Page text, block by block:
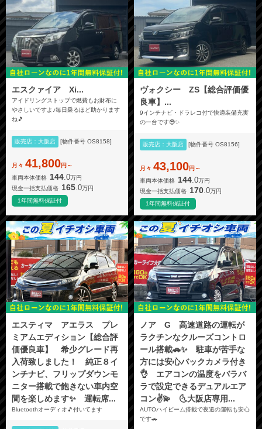
エスクァイア Xi...
アイドリングストップで燃費もお財布に
やさしいですよ♪毎日乗るほど助かります
ね🎵
販売店：大阪店 [物件番号 OS8158]
月々 41,800円～
車両本体価格 144 .0万円
現金一括支払価格 165.0万円
1年間無料保証付
ヴォクシー ZS【総合評価優
良車】...
9インチナビ・ドラレコ付で快適装備充実
の一台です😎✨
販売店：大阪店 [物件番号 OS8156]
月々 43,100円～
車両本体価格 144 .0万円
現金一括支払価格 170.0万円
1年間無料保証付
エスティマ アエラス プレ
ミアムエディション【総合評
価優良車】 希少グレード再
入荷致しました！ 純正８イ
ンチナビ、フリップダウンモ
ニター搭載で飽きない車内空
間を楽しめます✨ 運転席...
Bluetoothオーディオ🎵付いてます
ノア G 高速道路の運転が
ラクチンなクルーズコントロ
ール搭載🚗✨ 駐車が苦手な
方には安心バックカメラ付き
👌 エアコンの温度をバラバ
ラで設定できるデュアルエア
コン✌️💫 🌜大阪店専用...
AUTOハイビーム搭載で夜道の運転も安心
です🚗